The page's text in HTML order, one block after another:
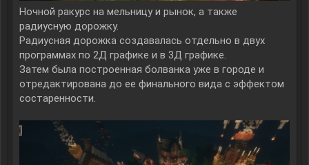
Ночной ракурс на мельницу и рынок, а также
радиусную дорожку.
Радиусная дорожка создавалась отдельно в двух
программах по 2Д графике и в 3Д графике.
Затем была построенная болванка уже в городе и
отредактирована до ее финального вида с эффектом
состаренности.